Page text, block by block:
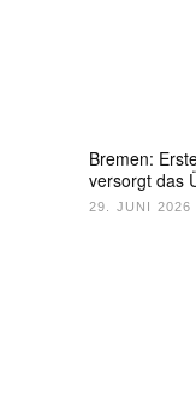
Bremen:
versorgt das
29. JUNI 2026